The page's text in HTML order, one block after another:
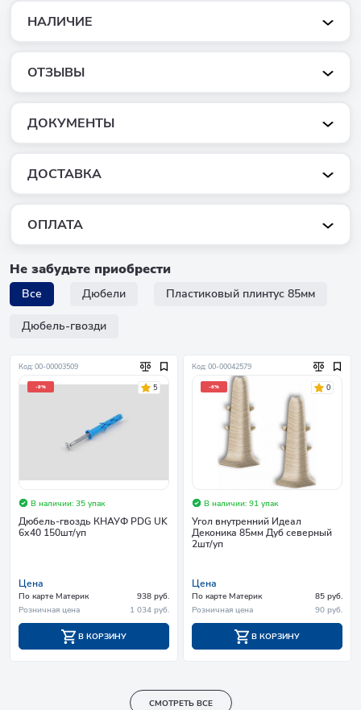
НАЛИЧИЕ
ОТЗЫВЫ
ДОКУМЕНТЫ
ДОСТАВКА
ОПЛАТА
Не забудьте приобрести
Все Дюбели Пластиковый плинтус 85мм
Дюбель-гвозди
Код: 00-00003509
-9% 5
В наличии: 35 упак
Дюбель-гвоздь КНАУФ PDG UK
6х40 150шт/уп
Цена
По карте Материк
938 руб.
Розничная цена
1 034 руб.
В КОРЗИНУ
Код: 00-00042579
-6% 0
В наличии: 91 упак
Угол внутренний Идеал
Деконика 85мм Дуб северный
2шт/уп
Цена
По карте Материк
85 руб.
Розничная цена
90 руб.
В КОРЗИНУ
СМОТРЕТЬ ВСЕ